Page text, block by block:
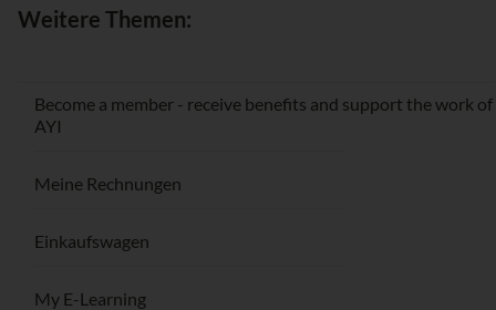
Weitere Themen:
Become a member - receive benefits and support the work of
AYI
Meine Rechnungen
Einkaufswagen
My E-Learning